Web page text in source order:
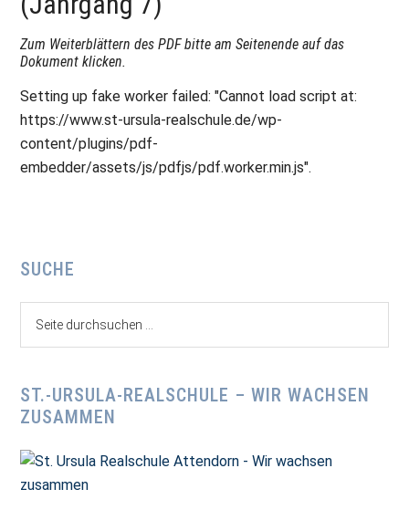
Zum Weiterblättern des PDF bitte am Seitenende auf das
Dokument klicken.
Setting up fake worker failed: "Cannot load script at:
https://www.st-ursula-realschule.de/wp-
content/plugins/pdf-
embedder/assets/js/pdfjs/pdf.worker.min.js".
Seitenspalte
SUCHE
ST.-URSULA-REALSCHULE – WIR WACHSEN
ZUSAMMEN